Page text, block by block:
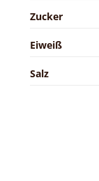
Zucker
Eiweiß
Salz